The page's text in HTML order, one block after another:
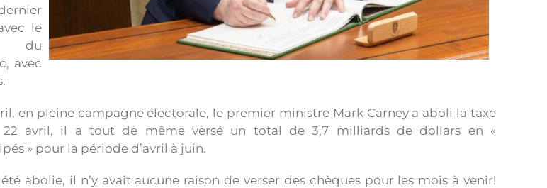
le
du
avec
en pleine campagne électorale, le premier ministre Mark Carney a aboli la taxe
22 avril, il a tout de même versé un total de 3,7 milliards de dollars en «
» pour la période d’avril à juin.
abolie, il n’y avait aucune raison de verser des chèques pour les mois à venir!